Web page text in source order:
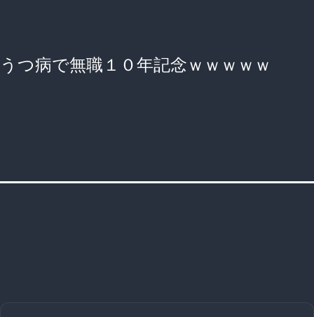
うつ病で無職１０年記念ｗｗｗｗｗ